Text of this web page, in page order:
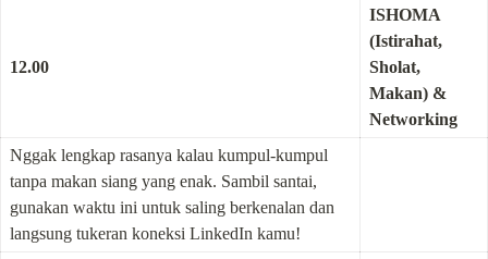
12.00
ISHOMA
(Istirahat,
Sholat,
Makan) &
Networking
Nggak lengkap rasanya kalau kumpul-kumpul
tanpa makan siang yang enak. Sambil santai,
gunakan waktu ini untuk saling berkenalan dan
langsung tukeran koneksi LinkedIn kamu!